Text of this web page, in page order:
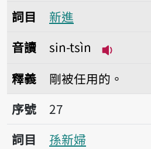
詞目
新進
音讀
sin-tsìn
釋義
剛被任用的。
序號27孫新婦
序號
27
詞目
孫新婦